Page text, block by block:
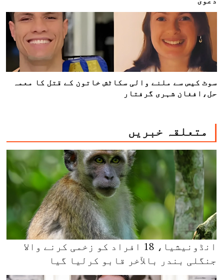
سوٹ کیس سے ملنے والی سکاٹش خاتون کے قتل کا معمہ
حل،افغان شہری گرفتار
متعلقہ خبریں
انڈونیشیا، 18 افراد کو زخمی کرنے والا
جنگلی بندر بالآخر قابو کرلیا گیا